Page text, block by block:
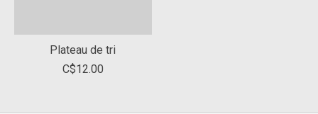
Plateau de tri
C$12.00